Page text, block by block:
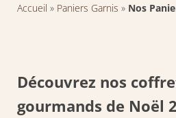
Accueil » Paniers Garnis » Nos
Découvrez nos
gourmands de Noël